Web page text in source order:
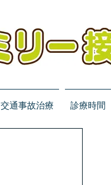
交通事故治療 診療時間